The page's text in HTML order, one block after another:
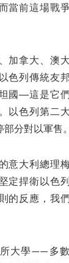
當前這場戰
加拿大、澳
色列傳統友
國──這是它
以色列第二
分對以軍售。
意大利總理
定捍衛以色
的反應，我
大學——多